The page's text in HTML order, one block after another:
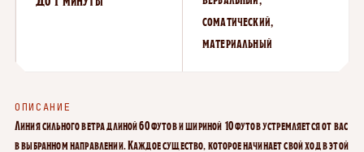
соматический,
материальный
ОПИСАНИЕ
Линия сильного ветра длиной 60 футов и шириной 10 футов устремляется от вас
в выбранном направлении. Каждое существо, которое начинает свой ход в этой